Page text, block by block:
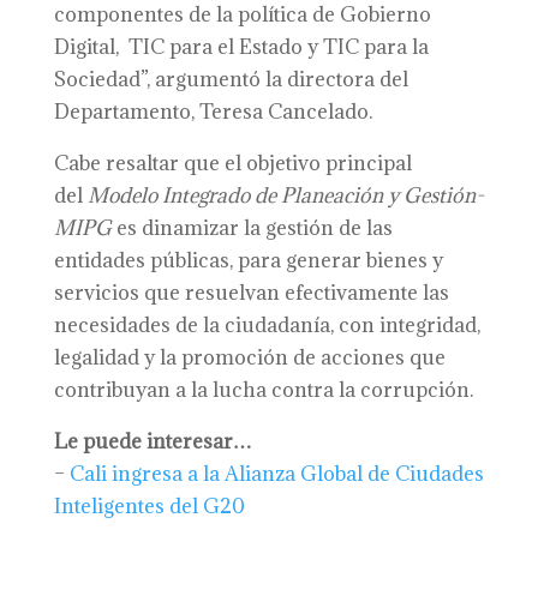
componentes de la política de Gobierno
Digital, TIC para el Estado y TIC para la
Sociedad”, argumentó la directora del
Departamento, Teresa Cancelado.
Cabe resaltar que el objetivo principal
del Modelo Integrado de Planeación y Gestión-
MIPGes dinamizar la gestión de las
entidades públicas, para generar bienes y
servicios que resuelvan efectivamente las
necesidades de la ciudadanía, con integridad,
legalidad y la promoción de acciones que
contribuyan a la lucha contra la corrupción.
Le puede interesar…
– Cali ingresa a la Alianza Global de Ciudades
Inteligentes del G20